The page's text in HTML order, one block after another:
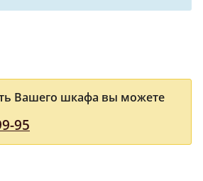
Вашего шкафа вы можете
95